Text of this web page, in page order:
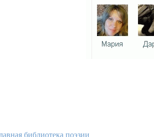
библиотека поэзии